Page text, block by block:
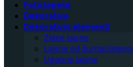
Fototapete
Dekorativa
Dekorativni elementi
Zidne lajsne
Lajsne od duropolimera
Ugaone lajsne